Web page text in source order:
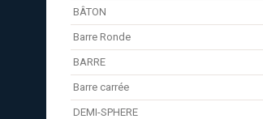
BÂTON
Barre Ronde
BARRE
Barre carrée
DEMI-SPHERE